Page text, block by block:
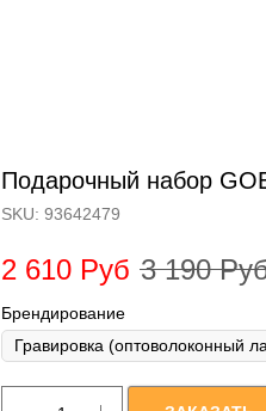
Подарочный набор
SKU: 93642479
2 610 Руб 3 190
Брендирование